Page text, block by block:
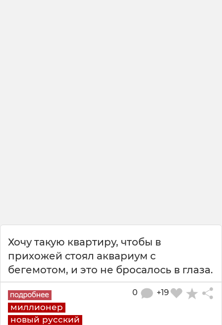
Хочу такую квартиру, чтобы в
прихожей стоял аквариум с
бегемотом, и это не бросалось в глаза.
миллионер
новый русский
+19
0